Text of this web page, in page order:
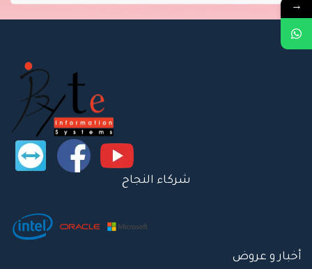
شركاء النجاح
أخبار و عروض
→